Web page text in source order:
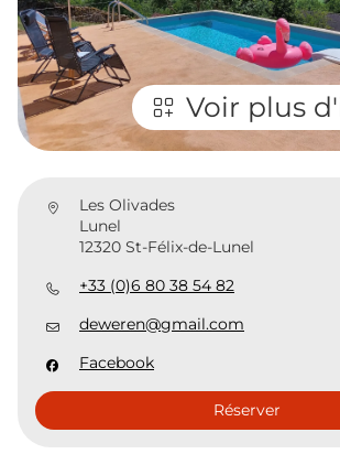
Voir plus
Les Olivades
Lunel
12320 St-Félix-de-Lunel
+33 (0)6 80 38 54 82
deweren@gmail.com
Facebook
Réserver